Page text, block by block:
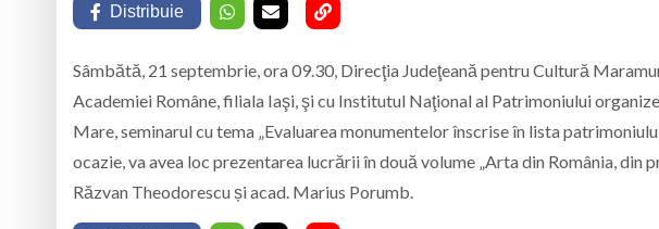
Distribuie
Sâmbătă, 21 septembrie, ora 09.30, Direcţia Judeţeană pentru Cultură
Academiei Române, filiala Iaşi, şi cu Institutul Naţional al Patrimoniului
Mare, seminarul cu tema „Evaluarea monumentelor înscrise în lista
ocazie, va avea loc prezentarea lucrării în două volume „Arta din România, din
Răzvan Theodorescu și acad. Marius Porumb.